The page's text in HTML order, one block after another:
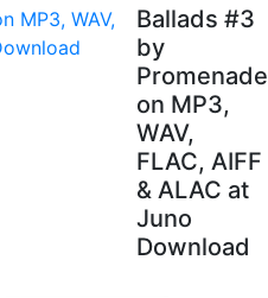
Ballads #3
by
Promenade
on MP3,
WAV,
FLAC, AIFF
& ALAC at
Juno
Download